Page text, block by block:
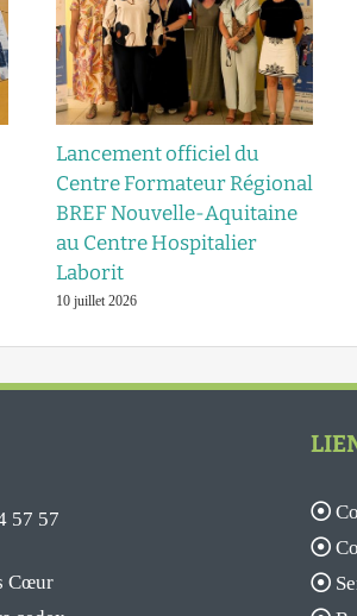
Lancement officiel du
Centre Formateur Régional
BREF Nouvelle-Aquitaine
au Centre Hospitalier
Laborit
10 juillet 2026
57 57
Cœur